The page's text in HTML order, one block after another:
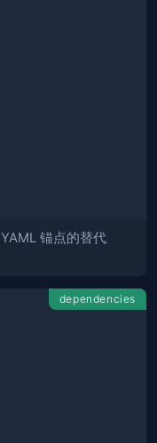
锚点的替代
dependencies